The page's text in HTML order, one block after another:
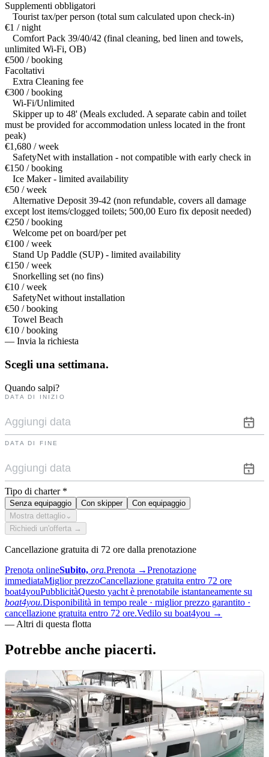
Supplementi obbligatori
Tourist tax/per person (total sum calculated upon check-in)
€1 / night
Comfort Pack 39/40/42 (final cleaning, bed linen and towels,
unlimited Wi-Fi, OB)
€500 / booking
Facoltativi
Extra Cleaning fee
€300 / booking
Wi-Fi/Unlimited
Skipper up to 48' (Meals excluded. A separate cabin and toilet
must be provided for accommodation unless located in the front
peak)
€1,680 / week
SafetyNet with installation - not compatible with early check in
€150 / booking
Ice Maker - limited availability
€50 / week
Alternative Deposit 39-42 (non refundable, covers all damage
except lost items/clogged toilets; 500,00 Euro fix deposit needed)
€250 / booking
Welcome pet on board/per pet
€100 / week
Stand Up Paddle (SUP) - limited availability
€150 / week
Snorkelling set (no fins)
€10 / week
SafetyNet without installation
€50 / booking
Towel Beach
€10 / booking
— Invia la richiesta
Scegli una settimana.
Quando salpi?
DATA DI INIZIO
DATA DI FINE
Tipo di charter *
Senza equipaggio Con skipper
Con equipaggio
Mostra dettaglio ⌄
Richiedi un'offerta →
Cancellazione gratuita di 72 ore dalla prenotazione
Prenota onlineSubito, ora.Prenota →Prenotazione
immediataMiglior prezzoCancellazione gratuita entro 72 ore
boat4youPubblicitàQuesto yacht è prenotabile istantaneamente su
boat4you.Disponibilità in tempo reale · miglior prezzo garantito ·
cancellazione gratuita entro 72 ore.Vedilo su boat4you →
— Altri di questa flotta
Potrebbe anche piacerti.